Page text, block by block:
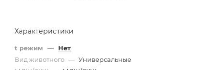
Характеристики
t режим —
Нет
Вид животного — Универсальные